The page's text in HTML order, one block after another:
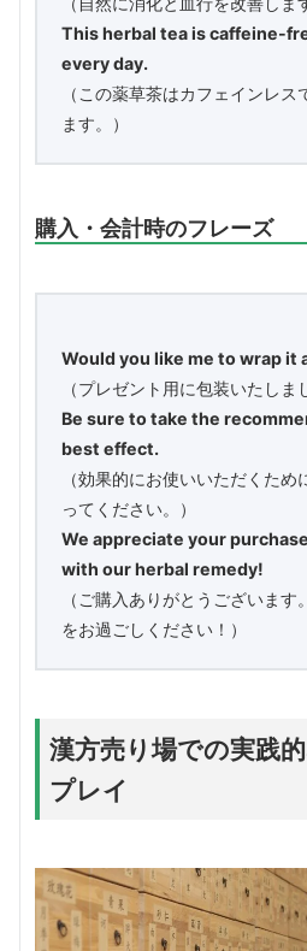
This herbal tea is caffeine-
every day.
（この薬草茶はカフェインレ
ます。）
購入・会計時のフレーズ
Would you like me to wrap it
（プレゼント用に包装いたしま
Be sure to take the
best effect.
（効果的にお使いいただくた
ってください。）
We appreciate your
with our herbal remedy!
（ご購入ありがとうございま
をお過ごしください！）
漢方売り場での実践
プレイ